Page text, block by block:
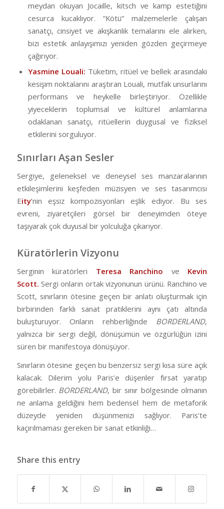
meydan okuyan Jocaille, kitsch ve kamp estetiğini
cesurca kucaklıyor. “Kötü” malzemelerle çalışan
sanatçı, cinsiyet ve akışkanlık temalarını ele alırken,
bizi estetik anlayışımızı yeniden gözden geçirmeye
çağırıyor.
Yasmine Louali: Tüketim, ritüel ve bellek arasındaki
kesişim noktalarını araştıran Louali, mutfak unsurlarını
performans ve heykelle birleştiriyor. Özellikle
yiyeceklerin toplumsal ve kültürel anlamlarına
odaklanan sanatçı, ritüellerin duygusal ve fiziksel
etkilerini sorguluyor.
Sınırları Aşan Sesler
Sergiye, geleneksel ve deneysel ses manzaralarının
etkileşimlerini keşfeden müzisyen ve ses tasarımcısı
Eity’nin eşsiz kompozisyonları eşlik ediyor. Bu ses
evreni, ziyaretçileri görsel bir deneyimden öteye
taşıyarak çok duyusal bir yolculuğa çıkarıyor.
Küratörlerin Vizyonu
Serginin küratörleri Teresa Ranchino ve Kevin
Scott. Sergi onların ortak vizyonunun ürünü. Ranchino ve
Scott, sınırların ötesine geçen bir anlatı oluşturmak için
birbirinden farklı sanat pratiklerini aynı çatı altında
buluşturuyor. Onların rehberliğinde BORDERLAND,
yalnızca bir sergi değil, dönüşümün ve özgürlüğün izini
süren bir manifestoya dönüşüyor.
Sınırların ötesine geçen bu benzersiz sergi kısa süre açık
kalacak. Dilerim yolu Paris’e düşenler fırsat yaratıp
görebilirler. BORDERLAND, bir sınır bölgesinde olmanın
ne anlama geldiğini hem bedensel hem de metaforik
düzeyde yeniden düşünmenizi sağlıyor. Paris’te
kaçırılmaması gereken bir sanat etkinliği…
Share this entry